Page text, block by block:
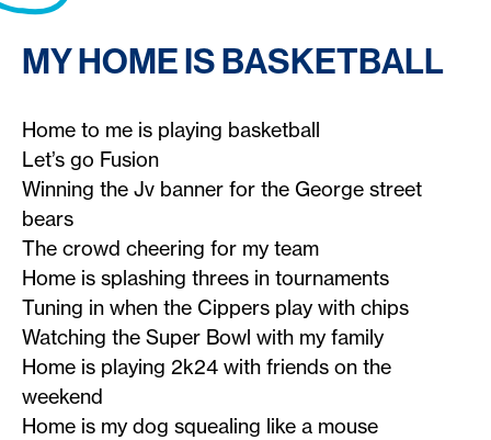
MY HOME IS BASKETBALL
Home to me is playing basketball
Let’s go Fusion
Winning the Jv banner for the George street
bears
The crowd cheering for my team
Home is splashing threes in tournaments
Tuning in when the Cippers play with chips
Watching the Super Bowl with my family
Home is playing 2k24 with friends on the
weekend
Home is my dog squealing like a mouse